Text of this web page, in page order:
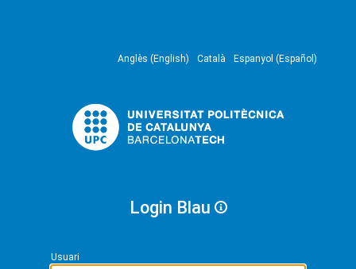
Anglès (English) Català Espanyol (Español)
Login Blau
Usuari